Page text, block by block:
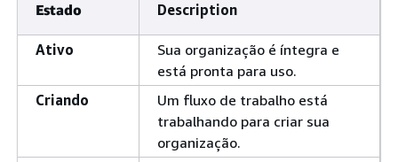
Estado Description
Ativo
Sua organização é íntegra e
está pronta para uso.
Criando
Um fluxo de trabalho está
trabalhando para criar sua
organização.